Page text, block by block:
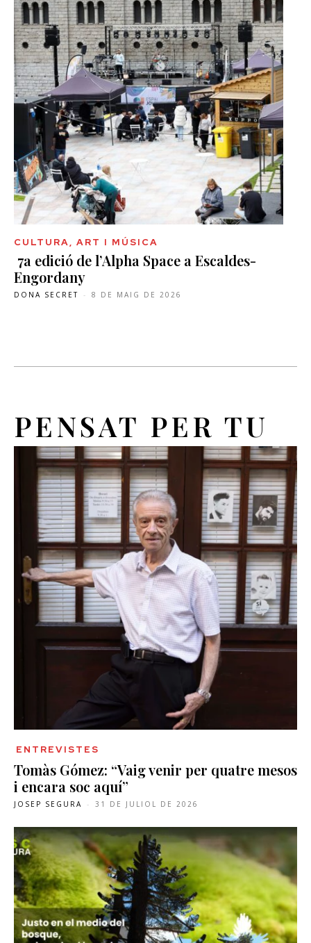
CULTURA, ART I MÚSICA
7a edició de l’Alpha Space a Escaldes-
Engordany
DONA SECRET - 8 DE MAIG DE 2026
PENSAT PER TU
ENTREVISTES
Tomàs Gómez: “Vaig venir per quatre mesos
i encara soc aquí”
JOSEP SEGURA - 31 DE JULIOL DE 2026